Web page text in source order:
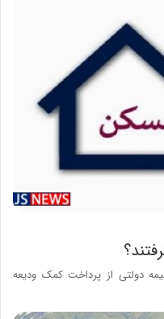
دولتی از پرداخت کمک ودیعه